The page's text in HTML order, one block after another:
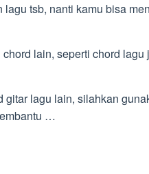
tsb, nanti kamu bisa
lain, seperti chord lagu
lagu lain, silahkan
…